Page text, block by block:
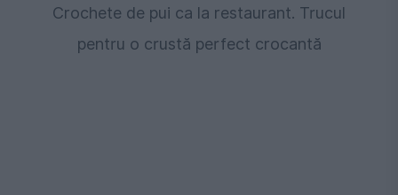
Crochete de pui ca la restaurant. Trucul
pentru o crustă perfect crocantă